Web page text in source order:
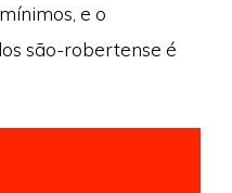
e o
são-robertense é